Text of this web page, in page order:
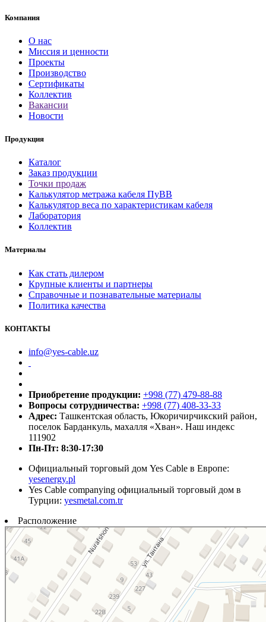
Компания
О нас
Миссия и ценности
Проекты
Производство
Сертификаты
Коллектив
Вакансии
Новости
Продукция
Каталог
Заказ продукции
Точки продаж
Калькулятор метража кабеля ПуВВ
Калькулятор веса по характеристикам кабеля
Лаборатория
Коллектив
Материалы
Как стать дилером
Крупные клиенты и партнеры
Справочные и познавательные материалы
Политика качества
КОНТАКТЫ
info@yes-cable.uz
Приобретение продукции: +998 (77) 479-88-88
Вопросы сотрудничества: +998 (77) 408-33-33
Адрес: Ташкентская область, Юкоричирчикский район,
поселок Барданкуль, махалля «Хван». Наш индекс
111902
Пн-Пт: 8:30-17:30
Официальный торговый дом Yes Cable в Европе:
yesenergy.pl
Yes Cable companying официальный торговый дом в
Турции: yesmetal.com.tr
Расположение